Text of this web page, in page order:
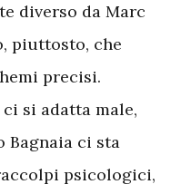
diverso da Marc
piuttosto, che
precisi.
si adatta male,
Bagnaia ci sta
psicologici,